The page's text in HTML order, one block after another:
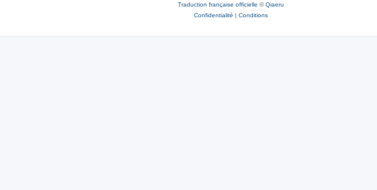
Traduction française officielle ©Qiaeru
Confidentialité | Conditions